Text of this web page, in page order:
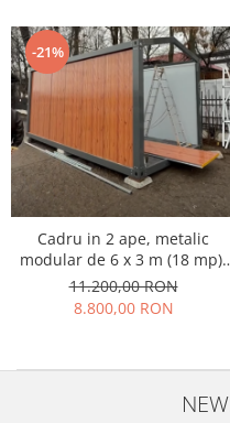
-21%
Cadru in 2 ape, metalic
modular de 6 x 3 m (18 mp),
galvanizat și vopsit
electrostatic, livrat sub formă
de kit cu montaj rapid pe
11.200,00 RON
8.800,00 RON